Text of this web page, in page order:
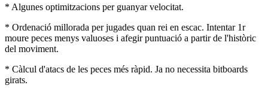
* Algunes optimitzacions per guanyar velocitat.
* Ordenació millorada per jugades quan rei en escac. Intentar 1r
moure peces menys valuoses i afegir puntuació a partir de l'històric
del moviment.
* Càlcul d'atacs de les peces més ràpid. Ja no necessita bitboards
girats.